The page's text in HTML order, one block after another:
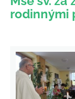
rodinnými